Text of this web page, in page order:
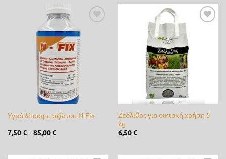
Rover (0)
RPE(0)
Samurai(0)
SEMINIS(0)
Shark(0)
Προσθήκη
στη λίστα
επιθυμίας
Υγρό λίπασμα αζώτου N-Fix
7,50€–85,00€
στη λίστα
επιθυμίας
Ζεόλιθος για οικιακή χρήση 5
kg
6,50€